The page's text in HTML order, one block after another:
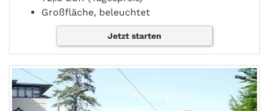
Großfläche, beleuchtet
Jetzt starten